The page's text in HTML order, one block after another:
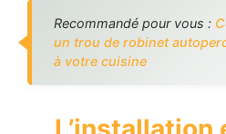
Recommandé pour vous :
un trou de robinet
à votre cuisine